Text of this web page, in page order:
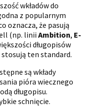
wkładów do
z popularnym
oznacza, że pasują
(np. linii Ambition, E-
długopisów
ten standard.
są wkłady
pióra wiecznego
długopisu.
schnięcie.